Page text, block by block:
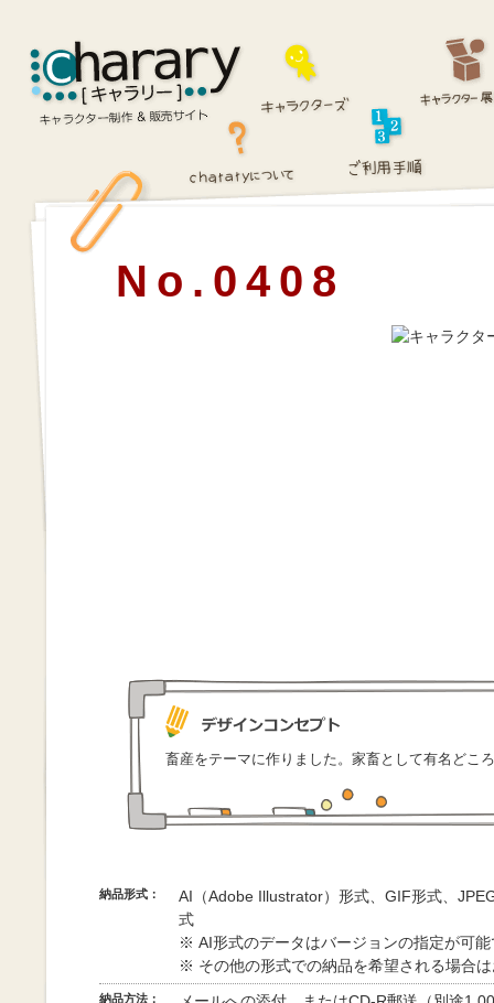
No.0408
畜産をテーマに作りました。家畜として有名どこ
納品形式：
AI（Adobe Illustrator）形式、GIF形式、
式
※ AI形式のデータはバージョンの指定が可能
※ その他の形式での納品を希望される場合
納品方法：